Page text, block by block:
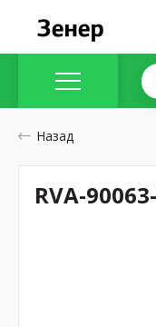
Назад
RVA-